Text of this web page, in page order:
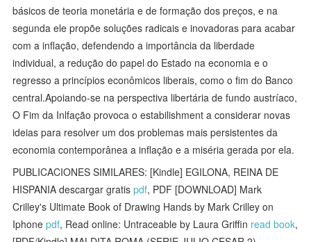
básicos de teoria monetária e de formação dos preços, e na
segunda ele propõe soluções radicais e inovadoras para acabar
com a inflação, defendendo a importância da liberdade
individual, a redução do papel do Estado na economia e o
regresso a princípios econômicos liberais, como o fim do Banco
central.Apoiando-se na perspectiva libertária de fundo austríaco,
O Fim da Inlfação provoca o estabilishment a considerar novas
ideias para resolver um dos problemas mais persistentes da
economia contemporânea a inflação e a miséria gerada por ela.
PUBLICACIONES SIMILARES: [Kindle] EGILONA, REINA DE
HISPANIA descargar gratispdf, PDF [DOWNLOAD] Mark
Crilley's Ultimate Book of Drawing Hands by Mark Crilley on
Iphonepdf, Read online: Untraceable by Laura Griffin read book,